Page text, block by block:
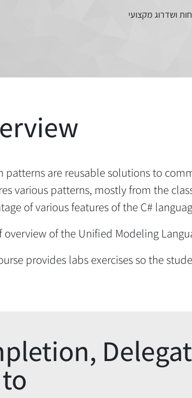
ושדרוג מקצועי
patterns are reusable solutions to
various patterns, mostly from the
of various features of the C#
overview of the Unified Modeling
provides labs exercises so the